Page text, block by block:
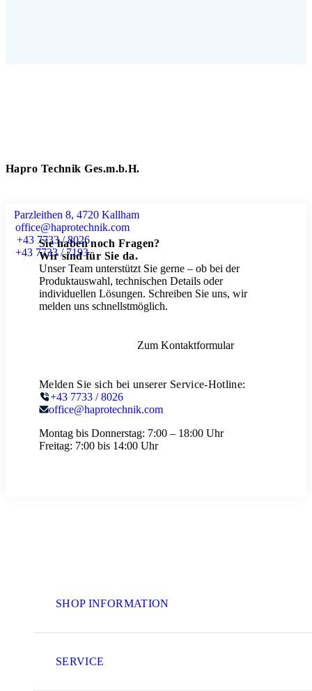
Hapro Technik Ges.m.b.H.
Parzleithen 8, 4720 Kallham
office@haprotechnik.com
+43 7733 / 8026
+43 7733 / 7193
Sie haben noch Fragen?
Wir sind für Sie da.
Unser Team unterstützt Sie gerne – ob bei der
Produktauswahl, technischen Details oder
individuellen Lösungen. Schreiben Sie uns, wir
melden uns schnellstmöglich.
Zum Kontaktformular
Melden Sie sich bei unserer Service-Hotline:
+43 7733 / 8026
office@haprotechnik.com
Montag bis Donnerstag: 7:00 – 18:00 Uhr
Freitag: 7:00 bis 14:00 Uhr
SHOP INFORMATION
SERVICE